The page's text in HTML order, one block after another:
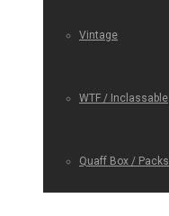
Vintage
WTF / Inclassable
Quaff Box / Packs